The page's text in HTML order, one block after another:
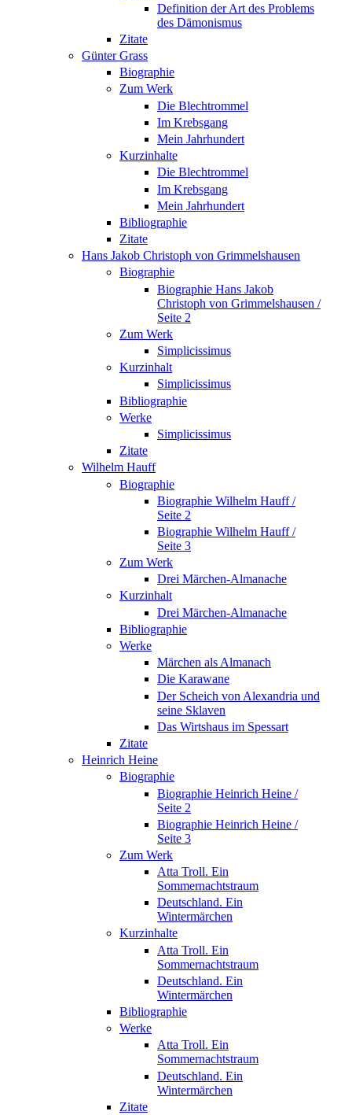
Definition der Art des Problems
des Dämonismus
Zitate
Günter Grass
Biographie
Zum Werk
Die Blechtrommel
Im Krebsgang
Mein Jahrhundert
Kurzinhalte
Die Blechtrommel
Im Krebsgang
Mein Jahrhundert
Bibliographie
Zitate
Hans Jakob Christoph von Grimmelshausen
Biographie
Biographie Hans Jakob
Christoph von Grimmelshausen /
Seite 2
Zum Werk
Simplicissimus
Kurzinhalt
Simplicissimus
Bibliographie
Werke
Simplicissimus
Zitate
Wilhelm Hauff
Biographie
Biographie Wilhelm Hauff /
Seite 2
Biographie Wilhelm Hauff /
Seite 3
Zum Werk
Drei Märchen-Almanache
Kurzinhalt
Drei Märchen-Almanache
Bibliographie
Werke
Märchen als Almanach
Die Karawane
Der Scheich von Alexandria und
seine Sklaven
Das Wirtshaus im Spessart
Zitate
Heinrich Heine
Biographie
Biographie Heinrich Heine /
Seite 2
Biographie Heinrich Heine /
Seite 3
Zum Werk
Atta Troll. Ein
Sommernachtstraum
Deutschland. Ein
Wintermärchen
Kurzinhalte
Atta Troll. Ein
Sommernachtstraum
Deutschland. Ein
Wintermärchen
Bibliographie
Werke
Atta Troll. Ein
Sommernachtstraum
Deutschland. Ein
Wintermärchen
Zitate